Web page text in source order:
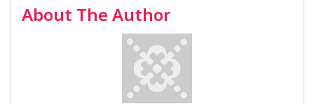
About The Author